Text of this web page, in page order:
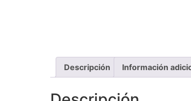
Descripción Información